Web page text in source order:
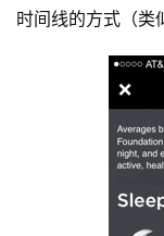
观
时间线的方式（类